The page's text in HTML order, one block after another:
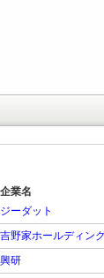
企業名
ジーダット
吉野家ホールディン
興研